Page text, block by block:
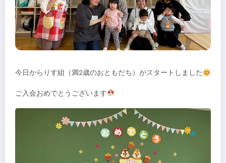
今日からりす組（満2歳のおともだち）がスタートしました
ご入会おめでとうございます